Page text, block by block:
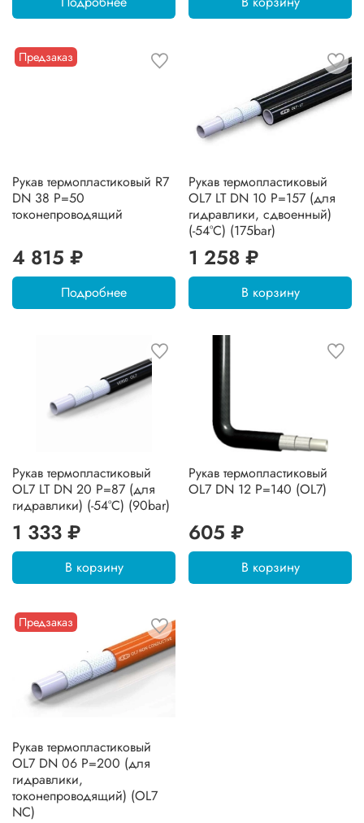
Предзаказ
Рукав термопластиковый R7
DN 38 P=50
токонепроводящий
4 815 ₽
Подробнее
Рукав термопластиковый
OL7 LT DN 10 P=157 (для
гидравлики, сдвоенный)
(-54°C) (175bar)
1 258 ₽
В корзину
Рукав термопластиковый
OL7 LT DN 20 P=87 (для
гидравлики) (-54°C) (90bar)
1 333 ₽
В корзину
Рукав термопластиковый
OL7 DN 12 P=140 (OL7)
605 ₽
В корзину
Предзаказ
Рукав термопластиковый
OL7 DN 06 P=200 (для
гидравлики,
токонепроводящий) (OL7
NC)